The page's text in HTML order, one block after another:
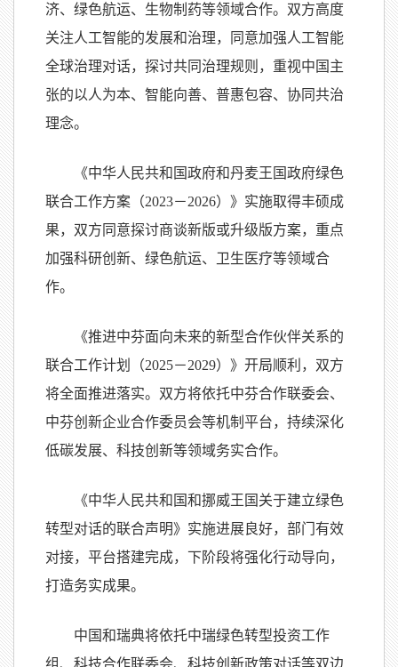
济、绿色航运、生物制药等领域合作。双方高度
关注人工智能的发展和治理，同意加强人工智能
全球治理对话，探讨共同治理规则，重视中国主
张的以人为本、智能向善、普惠包容、协同共治
理念。
《中华人民共和国政府和丹麦王国政府绿色
联合工作方案（2023－2026）》实施取得丰硕成
果，双方同意探讨商谈新版或升级版方案，重点
加强科研创新、绿色航运、卫生医疗等领域合
作。
《推进中芬面向未来的新型合作伙伴关系的
联合工作计划（2025－2029）》开局顺利，双方
将全面推进落实。双方将依托中芬合作联委会、
中芬创新企业合作委员会等机制平台，持续深化
低碳发展、科技创新等领域务实合作。
《中华人民共和国和挪威王国关于建立绿色
转型对话的联合声明》实施进展良好，部门有效
对接，平台搭建完成，下阶段将强化行动导向，
打造务实成果。
中国和瑞典将依托中瑞绿色转型投资工作
组、科技合作联委会、科技创新政策对话等双边